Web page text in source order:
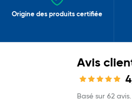
Origine des produits certifiée
Avis
Basé sur 62 avis.